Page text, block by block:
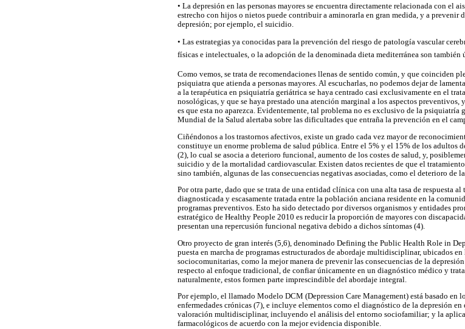
• La depresión en las personas mayores se encuentra directamente relacionada con el
estrecho con hijos o nietos puede contribuir a aminorarla en gran medida, y a prevenir
depresión; por ejemplo, el suicidio.
• Las estrategias ya conocidas para la prevención del riesgo de patología vascular
físicas e intelectuales, o la adopción de la denominada dieta mediterránea son
Como vemos, se trata de recomendaciones llenas de sentido común, y que coinciden
psiquiatra que atienda a personas mayores. Al escucharlas, no podemos dejar de
a la terapéutica en psiquiatría geriátrica se haya centrado casi exclusivamente en el
nosológicas, y que se haya prestado una atención marginal a los aspectos
es que esta no aparezca. Evidentemente, tal problema no es exclusivo de la
Mundial de la Salud alertaba sobre las dificultades que entraña la prevención en el
Ciñéndonos a los trastornos afectivos, existe un grado cada vez mayor de
constituye un enorme problema de salud pública. Entre el 5% y el 15% de los adultos
(2), lo cual se asocia a deterioro funcional, aumento de los costes de salud, y,
suicidio y de la mortalidad cardiovascular. Existen datos recientes de que el
sino también, algunas de las consecuencias negativas asociadas, como el deterioro de
Por otra parte, dado que se trata de una entidad clínica con una alta tasa de respuesta
diagnosticada y escasamente tratada entre la población anciana residente en la
programas preventivos. Esto ha sido detectado por diversos organismos y entidades
estratégico de Healthy People 2010 es reducir la proporción de mayores con
presentan una repercusión funcional negativa debido a dichos síntomas (4).
Otro proyecto de gran interés (5,6), denominado Defining the Public Health Role in
puesta en marcha de programas estructurados de abordaje multidisciplinar, ubicados
sociocomunitarias, como la mejor manera de prevenir las consecuencias de la
respecto al enfoque tradicional, de confiar únicamente en un diagnóstico médico y
naturalmente, estos formen parte imprescindible del abordaje integral.
Por ejemplo, el llamado Modelo DCM (Depression Care Management) está basado en
enfermedades crónicas (7), e incluye elementos como el diagnóstico de la depresión
valoración multidisciplinar, incluyendo el análisis del entorno sociofamiliar; y la
farmacológicos de acuerdo con la mejor evidencia disponible.